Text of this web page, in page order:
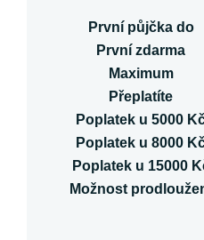
První půjčka do
První zdarma
Maximum
Přeplatíte
Poplatek u 5000
Poplatek u 8000
Poplatek u 15000
Možnost